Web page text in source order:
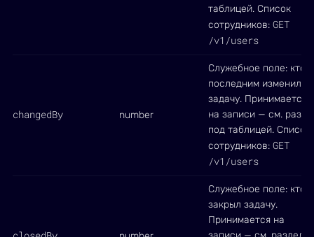
таблицей. Список
сотрудников: GET
/v1/users
changedBy number
Служебное поле: кто
последним изменил
задачу. Принимается
на записи — см.
под таблицей. Список
сотрудников: GET
/v1/users
Служебное поле: кто
закрыл задачу.
Принимается на